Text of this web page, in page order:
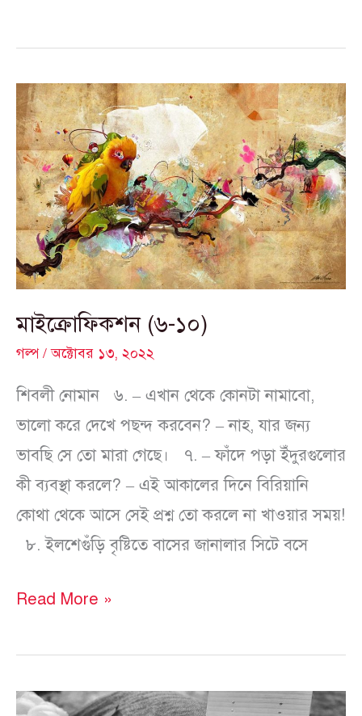
মাইক্রোফিকশন (৬-১০)
গল্প/অক্টোবর ১৩, ২০২২
শিবলী নোমান ৬. – এখান থেকে কোনটা নামাবো,
ভালো করে দেখে পছন্দ করবেন? – নাহ, যার জন্য
ভাবছি সে তো মারা গেছে। ৭. – ফাঁদে পড়া ইঁদুরগুলোর
কী ব্যবস্থা করলে? – এই আকালের দিনে বিরিয়ানি
কোথা থেকে আসে সেই প্রশ্ন তো করলে না খাওয়ার সময়!
৮. ইলশেগুঁড়ি বৃষ্টিতে বাসের জানালার সিটে বসে
মাইক্রোফিকশন
(৬-১০)
Read More »
মাস্টার